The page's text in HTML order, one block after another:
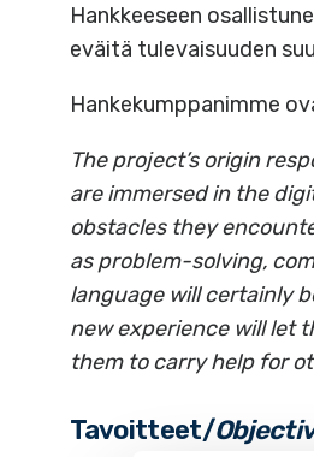
Hankkeeseen
eväitä tulevaisuuden
Hankekumppanimme
The project’s origin
are immersed in the
obstacles they
as problem-solving,
language will certainly
new experience will let
them to carry help for
Tavoitteet/